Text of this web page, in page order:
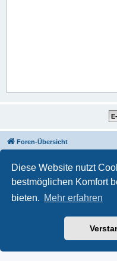
Diese Website nutzt
bestmöglichen Komfort
bieten. Mehr erfahren
Foren-Übersicht
Powered by phpBB
Deutsche
Datenschutz